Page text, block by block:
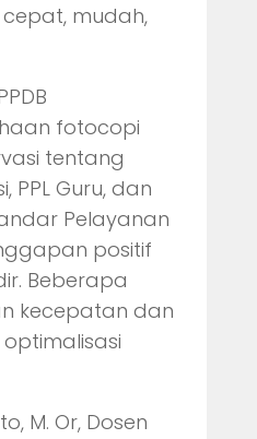
mudah,
fotocopi
tentang
PPL Guru, dan
Pelayanan
positif
Beberapa
kecepatan dan
M. Or, Dosen